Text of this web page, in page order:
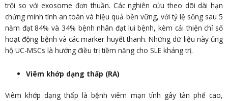
trội so với exosome đơn thuần. Các nghiên cứu theo dõi dài hạn
chứng minh tính an toàn và hiệu quả bền vững, với tỷ lệ sống sau 5
năm đạt 84% và 34% bệnh nhân đạt lui bệnh, kèm cải thiện chỉ số
hoạt động bệnh và các marker huyết thanh. Những dữ liệu này ủng
hộ UC-MSCs là hướng điều trị tiềm năng cho SLE kháng trị.
Viêm khớp dạng thấp (RA)
Viêm khớp dạng thấp là bệnh viêm mạn tính gây tàn phế cao,